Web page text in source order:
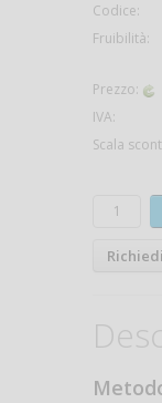
Codice:
Fruibilità:
Prezzo:
IVA:
Scala